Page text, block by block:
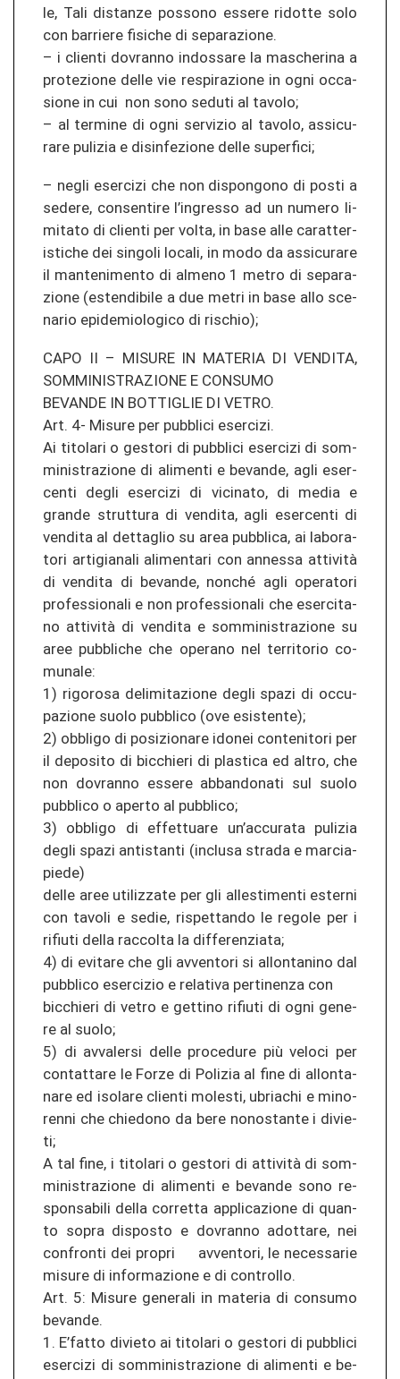
le, Tali di­stan­ze pos­so­no es­se­re ri­dot­te solo
con bar­rie­re fis­iche di se­pa­ra­zio­ne.
– i clien­ti do­vran­no in­dos­sa­re la mas­che­ri­na a
pro­te­zio­ne delle vie re­spi­ra­zio­ne in ogni oc­ca­
sio­ne in cui non sono seduti al ta­vo­lo;
– al ter­mi­ne di ogni ser­vi­zio al ta­vo­lo, as­si­cu­
ra­re pu­li­zia e di­sin­fe­zio­ne delle su­per­fi­ci;
– negli eser­ci­zi che non dis­pon­go­no di posti a
se­de­re, con­sen­ti­re l’in­gres­so ad un nu­me­ro li­
mi­ta­to di clien­ti per volta, in base alle ca­r­at­ter­
is­ti­che dei sin­go­li lo­ca­li, in modo da as­si­cu­ra­re
il man­teni­men­to di al­me­no 1 metro di se­pa­ra­
zio­ne (es­ten­di­bi­le a due metri in base allo sce­
na­rio epi­de­mio­lo­gi­co di ris­chio);
CAPO II – MI­SU­RE IN MA­TE­RIA DI VEN­DI­TA,
SOM­MI­NIS­TRA­ZIO­NE E CON­SU­MO
BE­VAN­DE IN BOT­TIGLIE DI VETRO.
Art. 4- Mi­su­re per pu­bbli­ci eser­ci­zi.
Ai ti­to­la­ri o ges­to­ri di pu­bbli­ci eser­ci­zi di som­
mi­nis­tra­zio­ne di ali­men­ti e be­van­de, agli eser­
cen­ti degli eser­ci­zi di vi­ci­na­to, di media e
gran­de strut­tu­ra di ven­di­ta, agli eser­cen­ti di
ven­di­ta al dettag­lio su area pu­bbli­ca, ai la­bo­ra­
to­ri ar­ti­gia­na­li ali­men­ta­ri con an­nes­sa attività
di ven­di­ta di be­van­de, non­ché agli ope­ra­to­ri
pro­fes­sio­na­li e non pro­fes­sio­na­li che eser­ci­ta­
no attività di ven­di­ta e som­mi­nis­tra­zio­ne su
aree pu­bbli­che che ope­ra­no nel ter­ri­to­rio co­
mu­na­le:
1) ri­go­ro­sa de­li­mi­ta­zio­ne degli spazi di oc­cu­
pa­zio­ne suolo pu­bbli­co (ove esis­ten­te);
2) ob­bli­go di po­si­zio­na­re ido­nei con­te­ni­to­ri per
il de­po­si­to di bi­c­chie­ri di plas­ti­ca ed altro, che
non do­vran­no es­se­re ab­ban­do­na­ti sul suolo
pu­bbli­co o aper­to al pu­bbli­co;
3) ob­bli­go di ef­fet­tua­re un’ac­cu­ra­ta pu­li­zia
degli spazi an­ti­stan­ti (in­clu­sa stra­da e mar­cia­
pie­de)
delle aree uti­li­z­za­te per gli al­les­ti­men­ti ester­ni
con ta­vo­li e sedie, ris­pet­tan­do le re­go­le per i
ri­fiu­ti della rac­col­ta la dif­fe­ren­zia­ta;
4) di evi­ta­re che gli av­ven­to­ri si al­lon­ta­ni­no dal
pu­bbli­co eser­ci­zio e re­la­ti­va per­ti­nen­za con
bi­c­chie­ri di vetro e get­ti­no ri­fiu­ti di ogni ge­ne­
re al suolo;
5) di av­va­l­er­si delle pro­ce­du­re più ve­lo­ci per
con­tat­ta­re le Forze di Po­li­zia al fine di al­lon­ta­
na­re ed iso­la­re clien­ti mo­les­ti, ubria­chi e mi­no­
ren­ni che chie­do­no da bere no­no­stan­te i di­vie­
ti;
A tal fine, i ti­to­la­ri o ges­to­ri di attività di som­
mi­nis­tra­zio­ne di ali­men­ti e be­van­de sono re­
spon­sa­bi­li della cor­ret­ta ap­pli­ca­zio­ne di quan­
to sopra dis­posto e do­vran­no ad­ot­ta­re, nei
con­fron­ti dei pro­pri av­ven­to­ri, le ne­ces­sa­rie
mi­su­re di in­for­ma­zio­ne e di con­trol­lo.
Art. 5: Mi­su­re ge­ne­ra­li in ma­te­ria di con­su­mo
be­van­de.
1. E’fatto di­vie­to ai ti­to­la­ri o ges­to­ri di pu­bbli­ci
eser­ci­zi di som­mi­nis­tra­zio­ne di ali­men­ti e be­